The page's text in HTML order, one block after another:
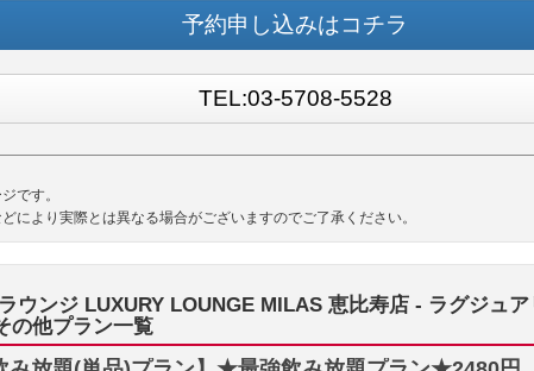
予約申し込みはコチラ
TEL:03-5708-5528
です。
により実際とは異なる場合がございますのでご了承ください。
ウンジ LUXURY LOUNGE MILAS 恵比寿店 - ラグジュ
の他プラン一覧